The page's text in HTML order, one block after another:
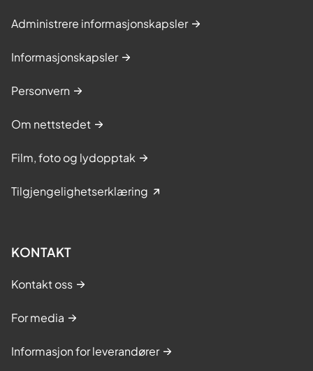
Administrere informasjonskapsler
Informasjonskapsler
Personvern
Om nettstedet
Film, foto og lydopptak
Tilgjengelighetserklæring
KONTAKT
Kontakt oss
For media
Informasjon for leverandører